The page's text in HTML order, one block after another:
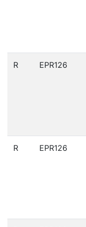
R EPR126
R EPR126